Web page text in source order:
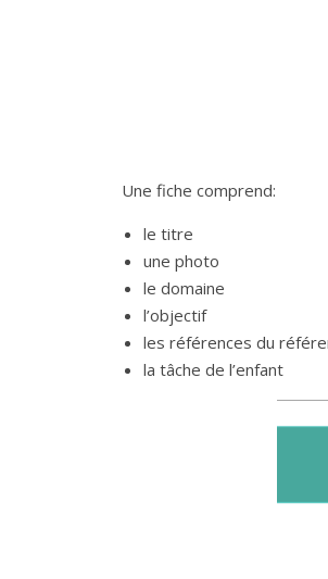
Une fiche comprend:
le titre
une photo
le domaine
l’objectif
les références du
la tâche de l’enfant